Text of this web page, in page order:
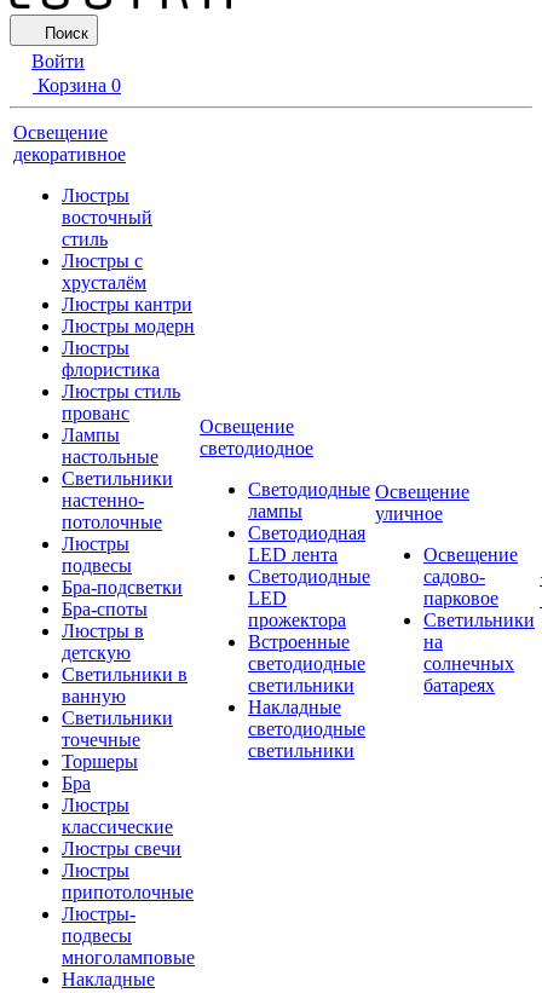
Поиск
Войти
Корзина 0
Освещение
декоративное
Люстры
восточный
стиль
Люстры с
хрусталём
Люстры кантри
Люстры модерн
Люстры
флористика
Люстры стиль
прованс
Лампы
настольные
Светильники
настенно-
потолочные
Люстры
подвесы
Бра-подсветки
Бра-споты
Люстры в
детскую
Светильники в
ванную
Светильники
точечные
Торшеры
Бра
Люстры
классические
Люстры свечи
Люстры
припотолочные
Люстры-
подвесы
многоламповые
Накладные
Освещение
светодиодное
Светодиодные
лампы
Светодиодная
LED лента
Светодиодные
LED
прожектора
Встроенные
светодиодные
светильники
Накладные
светодиодные
светильники
Освещение
уличное
Освещение
садово-
парковое
Светильники
на
солнечных
батареях